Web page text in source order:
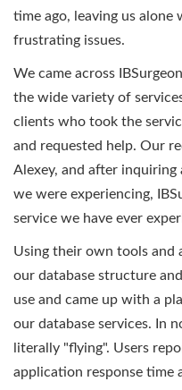
time ago, leaving us
frustrating issues.
We came across
the wide variety of
clients who took the
and requested help. Our
Alexey, and after
we were experiencing,
service we have ever
Using their own tools and
our database structure
use and came up with a
our database services. In
literally "flying". Users
application response time